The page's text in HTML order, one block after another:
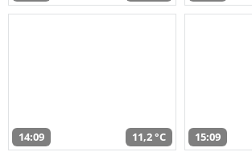
14:09 11,2 °C 15:09